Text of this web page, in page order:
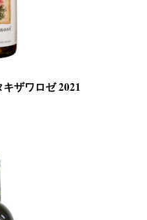
ザワロゼ 2021